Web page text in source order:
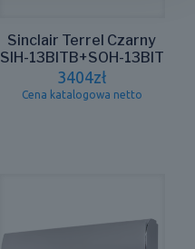
Sinclair Terrel Czarny
SIH-13BITB+SOH-13BIT
3404zł
Cena katalogowa netto